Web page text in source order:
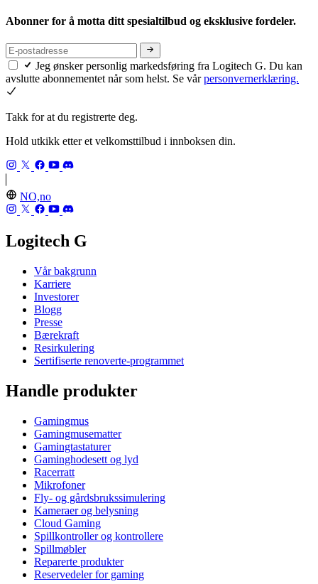
Abonner for å motta ditt spesialtilbud og eksklusive fordeler.
Jeg ønsker personlig markedsføring fra Logitech G. Du kan
avslutte abonnementet når som helst. Se vårpersonvernerklæring.
Takk for at du registrerte deg.
Hold utkikk etter et velkomsttilbud i innboksen din.
NO,no
Logitech G
Vår bakgrunn
Karriere
Investorer
Blogg
Presse
Bærekraft
Resirkulering
Sertifiserte renoverte-programmet
Handle produkter
Gamingmus
Gamingmusematter
Gamingtastaturer
Gaminghodesett og lyd
Racerratt
Mikrofoner
Fly- og gårdsbrukssimulering
Kameraer og belysning
Cloud Gaming
Spillkontroller og kontrollere
Spillmøbler
Reparerte produkter
Reservedeler for gaming